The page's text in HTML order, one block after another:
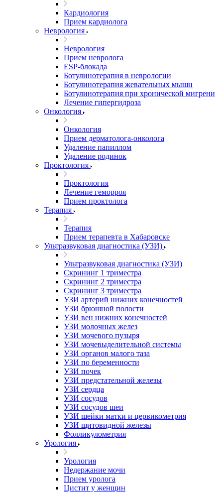
Кардиология
Прием кардиолога
Неврология
Неврология
Прием невролога
ESP-блокада
Ботулинотерапия в неврологии
Ботулинотерапия жевательных мышц
Ботулинотерапия при хронической мигрени
Лечение гипергидроза
Онкология
Онкология
Прием дерматолога-онколога
Удаление папиллом
Удаление родинок
Проктология
Проктология
Лечение геморроя
Прием проктолога
Терапия
Терапия
Прием терапевта в Хабаровске
Ультразвуковая диагностика (УЗИ)
Ультразвуковая диагностика (УЗИ)
Скрининг 1 триместра
Скрининг 2 триместра
Скрининг 3 триместра
УЗИ артерий нижних конечностей
УЗИ брюшной полости
УЗИ вен нижних конечностей
УЗИ молочных желез
УЗИ мочевого пузыря
УЗИ мочевыделительной системы
УЗИ органов малого таза
УЗИ по беременности
УЗИ почек
УЗИ предстательной железы
УЗИ сердца
УЗИ сосудов
УЗИ сосудов шеи
УЗИ шейки матки и цервикометрия
УЗИ щитовидной железы
Фолликулометрия
Урология
Урология
Недержание мочи
Прием уролога
Цистит у женщин